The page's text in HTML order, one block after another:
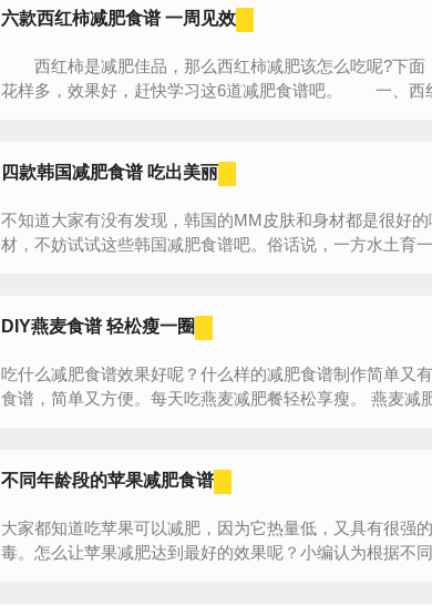
六款西红柿减肥食谱 一周见效
西红柿是减肥佳品，那么西红柿减肥该怎么吃呢?下面
花样多，效果好，赶快学习这6道减肥食谱吧。 一、
四款韩国减肥食谱 吃出美丽
不知道大家有没有发现，韩国的MM皮肤和身材都是很好
材，不妨试试这些韩国减肥食谱吧。俗话说，一方水土育
DIY燕麦食谱 轻松瘦一圈
吃什么减肥食谱效果好呢？什么样的减肥食谱制作简单又
不同年龄段的苹果减肥食谱
大家都知道吃苹果可以减肥，因为它热量低，又具有很强
毒。怎么让苹果减肥达到最好的效果呢？小编认为根据不